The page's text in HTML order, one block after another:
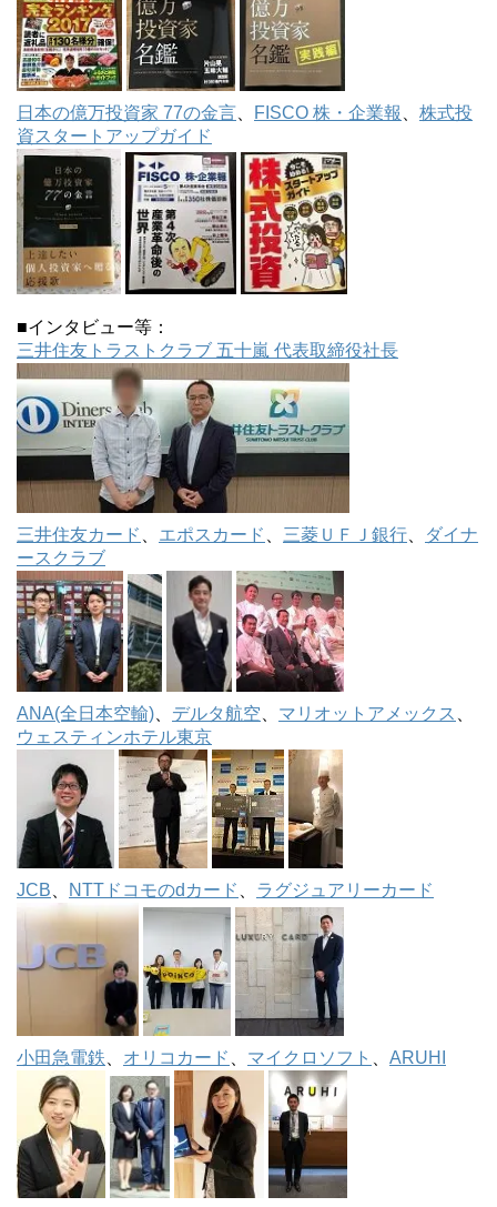
日本の億万投資家 77の金言 FISCO 株・企業報
株式投
資スタートアップガイド
■インタビュー等：
三井住友トラストクラブ 五十嵐 代表取締役社長
三井住友カード エポスカード 三菱ＵＦＪ銀行
ダイナ
ースクラブ
ANA(全日本空輸) デルタ航空 マリオットアメックス
ウェスティンホテル東京
JCB NTTドコモのdカード ラグジュアリーカード
小田急電鉄 オリコカード マイクロソフト ARUHI